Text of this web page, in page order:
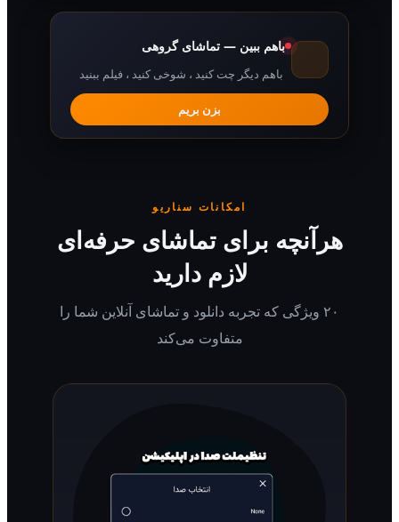
باهم ببین — تماشای گروهی
باهم دیگر چت کنید ، شوخی کنید ، فیلم ببنید
امکانات سناریو
برای تماشای حرفه‌ای
لازم دارید
۲۰ ویژگی که تجربه دانلود و تماشای آنلاین شما را
متفاوت می‌کند